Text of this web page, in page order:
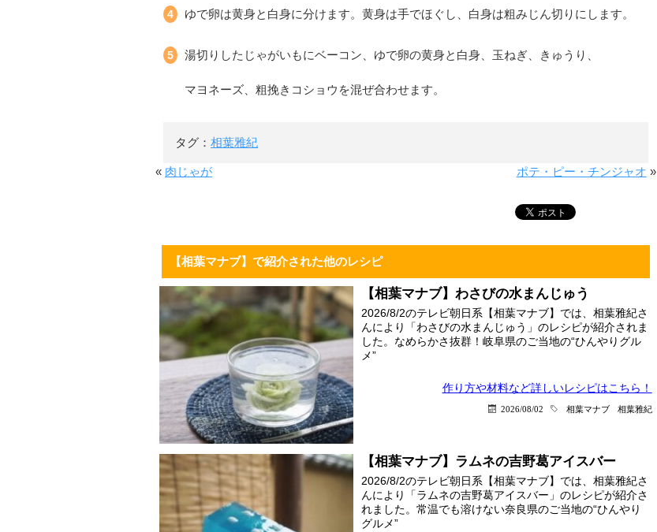
ゆで卵は黄身と白身に分けます。黄身は手でほぐし、白身は粗みじん切りにします。
湯切りしたじゃがいもにベーコン、ゆで卵の黄身と白身、玉ねぎ、きゅうり、
マヨネーズ、粗挽きコショウを混ぜ合わせます。
タグ： 相葉雅紀
« 肉じゃが ポテ・ピー・チンジャオ »
【相葉マナブ】で紹介された他のレシピ
【相葉マナブ】わさびの水まんじゅう
2026/8/2のテレビ朝日系【相葉マナブ】では、相葉雅紀さ
んにより「わさびの水まんじゅう」のレシピが紹介されま
した。なめらかさ抜群！岐阜県のご当地の“ひんやりグル
メ”
作り方や材料など詳しいレシピはこちら！
2026/08/02 相葉マナブ 相葉雅紀
【相葉マナブ】ラムネの吉野葛アイスバー
2026/8/2のテレビ朝日系【相葉マナブ】では、相葉雅紀さ
んにより「ラムネの吉野葛アイスバー」のレシピが紹介さ
れました。常温でも溶けない奈良県のご当地の“ひんやり
グルメ”